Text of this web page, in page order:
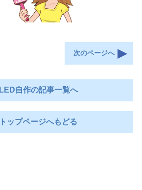
次のページへ
LED自作の記事一覧へ
トップページへもどる